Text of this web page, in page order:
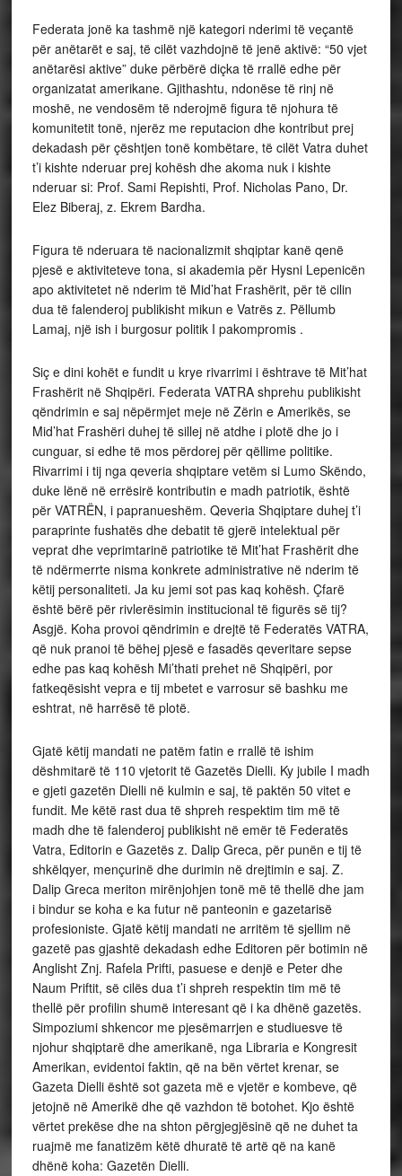
Federata jonë ka tashmë një kategori nderimi të veçantë
për anëtarët e saj, të cilët vazhdojnë të jenë aktivë: “50 vjet
anëtarësi aktive” duke përbërë diçka të rrallë edhe për
organizatat amerikane. Gjithashtu, ndonëse të rinj në
moshë, ne vendosëm të nderojmë figura të njohura të
komunitetit tonë, njerëz me reputacion dhe kontribut prej
dekadash për çështjen tonë kombëtare, të cilët Vatra duhet
t’i kishte nderuar prej kohësh dhe akoma nuk i kishte
nderuar si: Prof. Sami Repishti, Prof. Nicholas Pano, Dr.
Elez Biberaj, z. Ekrem Bardha.
Figura të nderuara të nacionalizmit shqiptar kanë qenë
pjesë e aktiviteteve tona, si akademia për Hysni Lepenicën
apo aktivitetet në nderim të Mid’hat Frashërit, për të cilin
dua të falenderoj publikisht mikun e Vatrës z. Pëllumb
Lamaj, një ish i burgosur politik I pakompromis .
Siç e dini kohët e fundit u krye rivarrimi i ështrave të Mit’hat
Frashërit në Shqipëri. Federata VATRA shprehu publikisht
qëndrimin e saj nëpërmjet meje në Zërin e Amerikës, se
Mid’hat Frashëri duhej të sillej në atdhe i plotë dhe jo i
cunguar, si edhe të mos përdorej për qëllime politike.
Rivarrimi i tij nga qeveria shqiptare vetëm si Lumo Skëndo,
duke lënë në errësirë kontributin e madh patriotik, është
për VATRËN, i papranueshëm. Qeveria Shqiptare duhej t’i
paraprinte fushatës dhe debatit të gjerë intelektual për
veprat dhe veprimtarinë patriotike të Mit’hat Frashërit dhe
të ndërmerrte nisma konkrete administrative në nderim të
këtij personaliteti. Ja ku jemi sot pas kaq kohësh. Çfarë
është bërë për rivlerësimin institucional të figurës së tij?
Asgjë. Koha provoi qëndrimin e drejtë të Federatës VATRA,
që nuk pranoi të bëhej pjesë e fasadës qeveritare sepse
edhe pas kaq kohësh Mi’thati prehet në Shqipëri, por
fatkeqësisht vepra e tij mbetet e varrosur së bashku me
eshtrat, në harrësë të plotë.
Gjatë këtij mandati ne patëm fatin e rrallë të ishim
dëshmitarë të 110 vjetorit të Gazetës Dielli. Ky jubile I madh
e gjeti gazetën Dielli në kulmin e saj, të paktën 50 vitet e
fundit. Me këtë rast dua të shpreh respektim tim më të
madh dhe të falenderoj publikisht në emër të Federatës
Vatra, Editorin e Gazetës z. Dalip Greca, për punën e tij të
shkëlqyer, mençurinë dhe durimin në drejtimin e saj. Z.
Dalip Greca meriton mirënjohjen tonë më të thellë dhe jam
i bindur se koha e ka futur në panteonin e gazetarisë
profesioniste. Gjatë këtij mandati ne arritëm të sjellim në
gazetë pas gjashtë dekadash edhe Editoren për botimin në
Anglisht Znj. Rafela Prifti, pasuese e denjë e Peter dhe
Naum Priftit, së cilës dua t’i shpreh respektin tim më të
thellë për profilin shumë interesant që i ka dhënë gazetës.
Simpoziumi shkencor me pjesëmarrjen e studiuesve të
njohur shqiptarë dhe amerikanë, nga Libraria e Kongresit
Amerikan, evidentoi faktin, që na bën vërtet krenar, se
Gazeta Dielli është sot gazeta më e vjetër e kombeve, që
jetojnë në Amerikë dhe që vazhdon të botohet. Kjo është
vërtet prekëse dhe na shton përgjegjësinë që ne duhet ta
ruajmë me fanatizëm këtë dhuratë të artë që na kanë
dhënë koha: Gazetën Dielli.